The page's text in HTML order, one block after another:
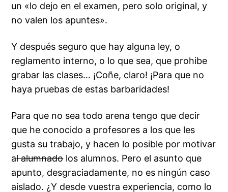
un «lo dejo en el examen, pero solo original, y
no valen los apuntes».
Y después seguro que hay alguna ley, o
reglamento interno, o lo que sea, que prohibe
grabar las clases… ¡Coñe, claro! ¡Para que no
haya pruebas de estas barbaridades!
Para que no sea todo arena tengo que decir
que he conocido a profesores a los que les
gusta su trabajo, y hacen lo posible por motivar
al alumnadolos alumnos. Pero el asunto que
apunto, desgraciadamente, no es ningún caso
aislado. ¿Y desde vuestra experiencia, como lo